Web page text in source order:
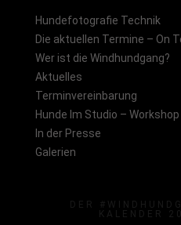
Hundefotografie Technik
Die aktuellen Termine – On
Wer ist die Windhundgang?
Aktuelles
Terminvereinbarung
Hunde Im Studio – Workshop
In der Presse
Galerien
DER
KALENDER